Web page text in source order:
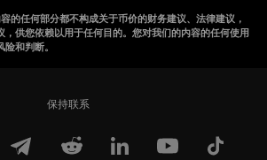
的任何部分都不构成关于币价的财务建议、法律建议，
，供您依赖以用于任何目的。您对我们的内容的任何使用
和判断。
保持联系